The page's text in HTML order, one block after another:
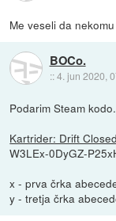
Me veseli da
BOCo.
::4. jun 2020,
Podarim Steam kodo.
Kartrider: Drift
W3LEx-0DyGZ-
x - prva črka
y - tretja črka